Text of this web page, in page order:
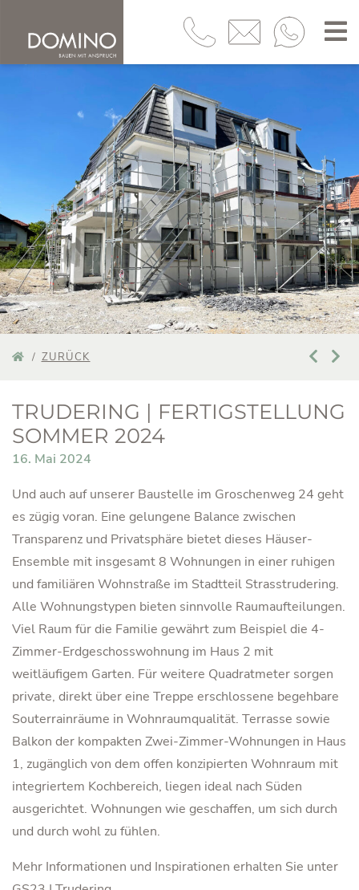
ZURÜCK
TRUDERING | FERTIGSTELLUNG
SOMMER 2024
16. Mai 2024
Und auch auf unserer Baustelle im Groschenweg 24 geht
es zügig voran. Eine gelungene Balance zwischen
Transparenz und Privatsphäre bietet dieses Häuser-
Ensemble mit insgesamt 8 Wohnungen in einer ruhigen
und familiären Wohnstraße im Stadtteil Strasstrudering.
Alle Wohnungstypen bieten sinnvolle Raumaufteilungen.
Viel Raum für die Familie gewährt zum Beispiel die 4-
Zimmer-Erdgeschosswohnung im Haus 2 mit
weitläufigem Garten. Für weitere Quadratmeter sorgen
private, direkt über eine Treppe erschlossene begehbare
Souterrainräume in Wohnraumqualität. Terrasse sowie
Balkon der kompakten Zwei-Zimmer-Wohnungen in Haus
1, zugänglich von dem offen konzipierten Wohnraum mit
integriertem Kochbereich, liegen ideal nach Süden
ausgerichtet. Wohnungen wie geschaffen, um sich durch
und durch wohl zu fühlen.
Mehr Informationen und Inspirationen erhalten Sie unter